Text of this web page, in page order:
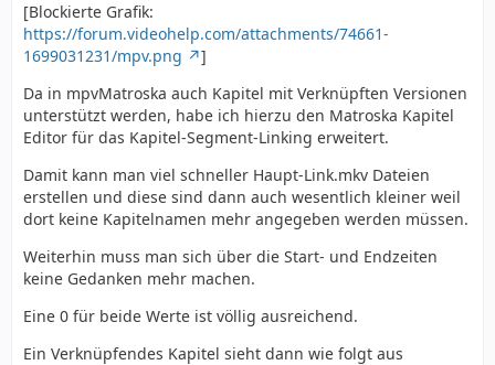
[Blockierte Grafik:
https://forum.videohelp.com/attachments/74661-
1699031231/mpv.png
]
Da in mpvMatroska auch Kapitel mit Verknüpften Versionen
unterstützt werden, habe ich hierzu den Matroska Kapitel
Editor für das Kapitel-Segment-Linking erweitert.
Damit kann man viel schneller Haupt-Link.mkv Dateien
erstellen und diese sind dann auch wesentlich kleiner weil
dort keine Kapitelnamen mehr angegeben werden müssen.
Weiterhin muss man sich über die Start- und Endzeiten
keine Gedanken mehr machen.
Eine 0 für beide Werte ist völlig ausreichend.
Ein Verknüpfendes Kapitel sieht dann wie folgt aus